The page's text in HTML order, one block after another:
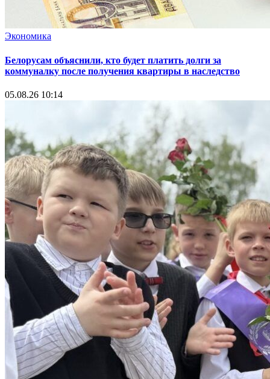
Экономика
Белорусам объяснили, кто будет платить долги за
коммуналку после получения квартиры в наследство
05.08.26 10:14